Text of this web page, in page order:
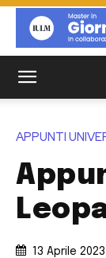
APPUNTI
13 Aprile 2023